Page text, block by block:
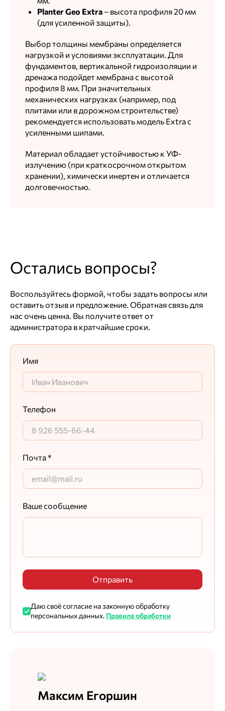
Planter Geo Extra– высота профиля 20 мм
(для усиленной защиты).
Выбор толщины мембраны определяется
нагрузкой и условиями эксплуатации. Для
фундаментов, вертикальной гидроизоляции и
дренажа подойдет мембрана с высотой
профиля 8 мм. При значительных
механических нагрузках (например, под
плитами или в дорожном строительстве)
рекомендуется использовать модель Extra с
усиленными шипами.
Материал обладает устойчивостью к УФ-
излучению (при краткосрочном открытом
хранении), химически инертен и отличается
долговечностью.
Остались вопросы?
Воспользуйтесь формой, чтобы задать вопросы или
оставить отзыв и предложение. Обратная связь для
нас очень ценна. Вы получите ответ от
администратора в кратчайшие сроки.
Имя
Телефон
Почта *
Ваше сообщение
Отправить
Даю своё согласие на законную обработку
персональных данных. Правила обработки
Максим Егоршин